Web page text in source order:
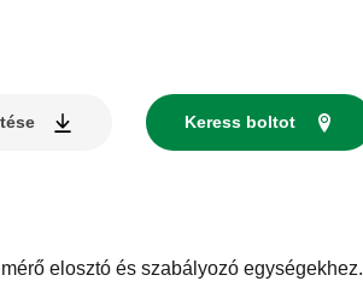
Keress boltot
elosztó és szabályozó egységekhez.